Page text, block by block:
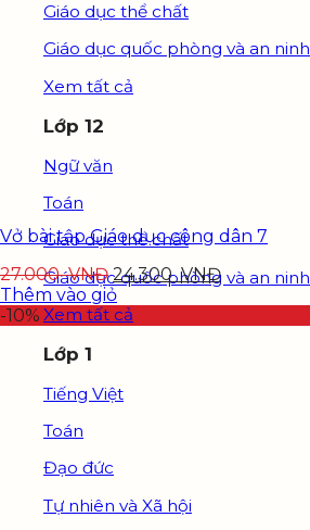
Giáo dục thể chất
Giáo dục quốc phòng và an ninh
Xem tất cả
Lớp 12
Ngữ văn
Toán
Giáo dục thể chất
Giáo dục quốc phòng và an ninh
Xem tất cả
Lớp 1
Tiếng Việt
Toán
Đạo đức
Tự nhiên và Xã hội
Vở bài tập Giáo dục công dân 7
27.000VNĐ 24.300VNĐ
Thêm vào giỏ
-10%